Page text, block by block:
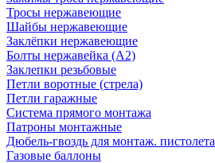
Тросы нержавеющие
Шайбы нержавеющие
Заклёпки нержавеющие
Болты нержавейка (А2)
Заклепки резьбовые
Петли воротные (стрела)
Петли гаражные
Система прямого монтажа
Патроны монтажные
Дюбель-гвоздь для монтаж. пистолета
Газовые баллоны